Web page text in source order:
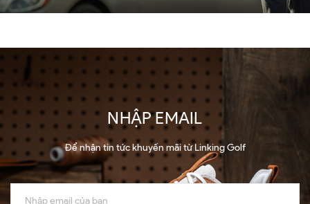
NHẬP EMAIL
Để nhận tin tức khuyến mãi từ Linking Golf